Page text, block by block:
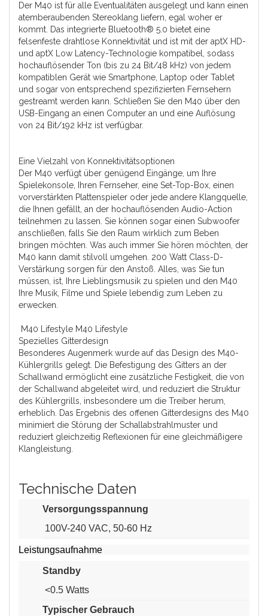
Der M40 ist für alle Eventualitäten ausgelegt und kann einen
atemberaubenden Stereoklang liefern, egal woher er
kommt. Das integrierte Bluetooth® 5.0 bietet eine
felsenfeste drahtlose Konnektivität und ist mit der aptX HD-
und aptX Low Latency-Technologie kompatibel, sodass
hochauflösender Ton (bis zu 24 Bit/48 kHz) von jedem
kompatiblen Gerät wie Smartphone, Laptop oder Tablet
und sogar von entsprechend spezifizierten Fernsehern
gestreamt werden kann. Schließen Sie den M40 über den
USB-Eingang an einen Computer an und eine Auflösung
von 24 Bit/192 kHz ist verfügbar.
Eine Vielzahl von Konnektivitätsoptionen
Der M40 verfügt über genügend Eingänge, um Ihre
Spielekonsole, Ihren Fernseher, eine Set-Top-Box, einen
vorverstärkten Plattenspieler oder jede andere Klangquelle,
die Ihnen gefällt, an der hochauflösenden Audio-Action
teilnehmen zu lassen. Sie können sogar einen Subwoofer
anschließen, falls Sie den Raum wirklich zum Beben
bringen möchten. Was auch immer Sie hören möchten, der
M40 kann damit stilvoll umgehen. 200 Watt Class-D-
Verstärkung sorgen für den Anstoß. Alles, was Sie tun
müssen, ist, Ihre Lieblingsmusik zu spielen und den M40
Ihre Musik, Filme und Spiele lebendig zum Leben zu
erwecken.
M40 Lifestyle M40 Lifestyle
Spezielles Gitterdesign
Besonderes Augenmerk wurde auf das Design des M40-
Kühlergrills gelegt. Die Befestigung des Gitters an der
Schallwand ermöglicht eine zusätzliche Festigkeit, die von
der Schallwand abgeleitet wird, und reduziert die Struktur
des Kühlergrills, insbesondere um die Treiber herum,
erheblich. Das Ergebnis des offenen Gitterdesigns des M40
minimiert die Störung der Schallabstrahlmuster und
reduziert gleichzeitig Reflexionen für eine gleichmäßigere
Klangleistung.
Technische Daten
Versorgungsspannung
100V-240 VAC, 50-60 Hz
Leistungsaufnahme
Standby
<0.5 Watts
Typischer Gebrauch